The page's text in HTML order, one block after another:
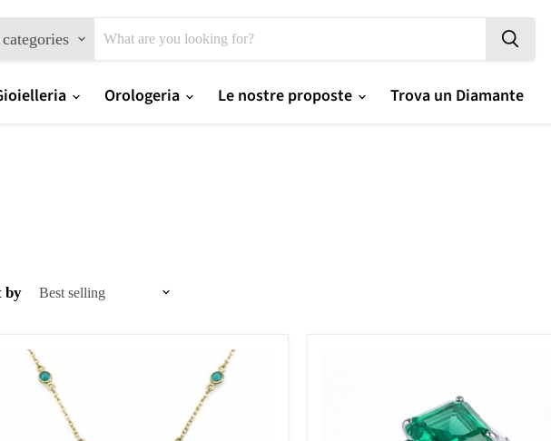
Orologeria Le nostre proposte Trova un Diamante
by